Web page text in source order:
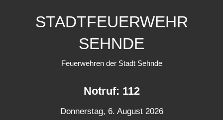
STADTFEUERWEHR
SEHNDE
Feuerwehren der Stadt Sehnde
Notruf: 112
Donnerstag, 6. August 2026